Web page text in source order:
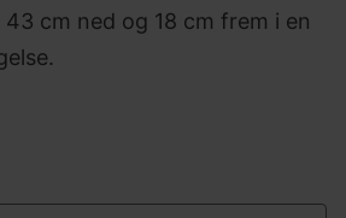
43 cm ned og 18 cm frem i en